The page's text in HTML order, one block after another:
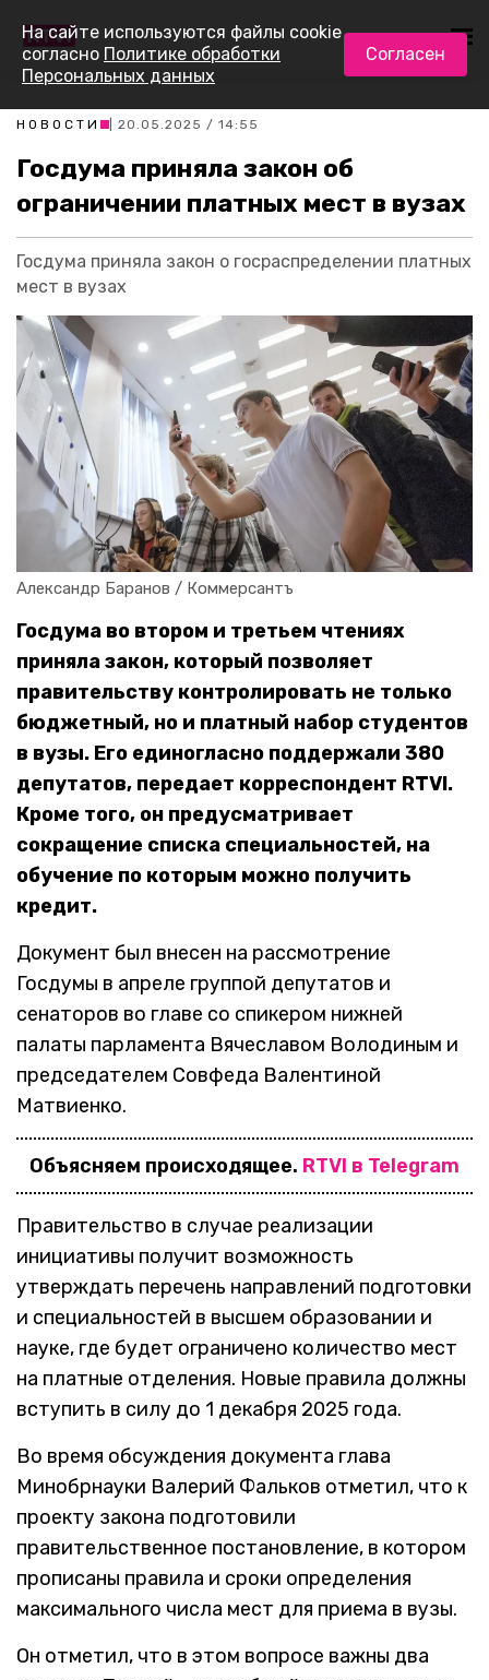
НОВОСТИ | 20.05.2025 / 14:55
Госдума приняла закон об
ограничении платных мест в вузах
Госдума приняла закон о госраспределении платных
мест в вузах
Александр Баранов / Коммерсантъ
Госдума во втором и третьем чтениях
приняла закон, который позволяет
правительству контролировать не только
бюджетный, но и платный набор студентов
в вузы. Его единогласно поддержали 380
депутатов, передает корреспондент RTVI.
Кроме того, он предусматривает
сокращение списка специальностей, на
обучение по которым можно получить
кредит.
Документ был внесен на рассмотрение
Госдумы в апреле группой депутатов и
сенаторов во главе со спикером нижней
палаты парламента Вячеславом Володиным и
председателем Совфеда Валентиной
Матвиенко.
Объясняем происходящее. RTVI в Telegram
Правительство в случае реализации
инициативы получит возможность
утверждать перечень направлений подготовки
и специальностей в высшем образовании и
науке, где будет ограничено количество мест
на платные отделения. Новые правила должны
вступить в силу до 1 декабря 2025 года.
Во время обсуждения документа глава
Минобрнауки Валерий Фальков отметил, что к
проекту закона подготовили
правительственное постановление, в котором
прописаны правила и сроки определения
максимального числа мест для приема в вузы.
Он отметил, что в этом вопросе важны два
На сайте используются файлы cookie
согласно Политике обработки
Персональных данных
Согласен